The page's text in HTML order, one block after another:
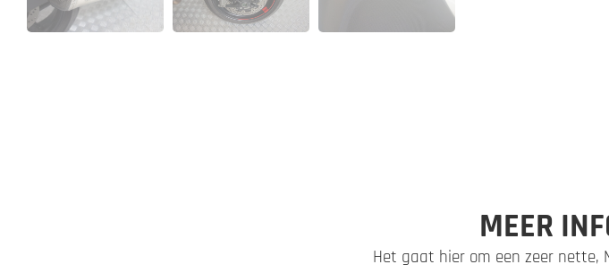
MEER
Het gaat hier om een zeer nette,